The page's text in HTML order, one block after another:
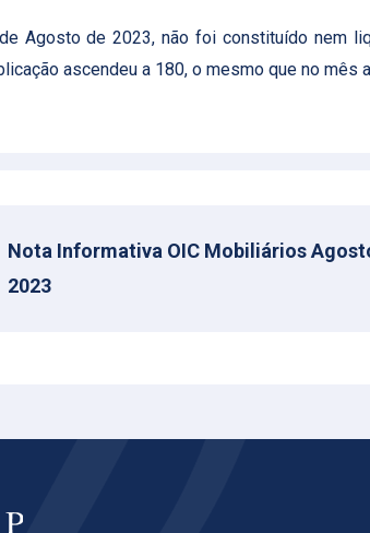
Agosto de 2023, não foi constituído nem
ascendeu a 180, o mesmo que no mês
Nota Informativa OIC Mobiliários
2023